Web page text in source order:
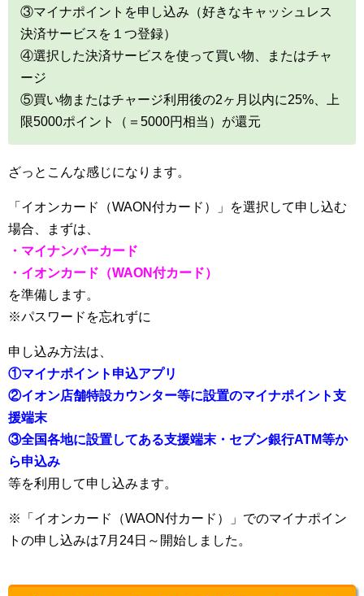
③マイナポイントを申し込み（好きなキャッシュレス
決済サービスを１つ登録）
④選択した決済サービスを使って買い物、またはチャ
ージ
⑤買い物またはチャージ利用後の2ヶ月以内に25%、上
限5000ポイント（＝5000円相当）が還元
ざっとこんな感じになります。
「イオンカード（WAON付カード）」を選択して申し込む
場合、まずは、
・マイナンバーカード
・イオンカード（WAON付カード）
を準備します。
※パスワードを忘れずに
申し込み方法は、
①マイナポイント申込アプリ
②イオン店舗特設カウンター等に設置のマイナポイント支
援端末
③全国各地に設置してある支援端末・セブン銀行ATM等か
ら申込み
等を利用して申し込みます。
※「イオンカード（WAON付カード）」でのマイナポイン
トの申し込みは7月24日～開始しました。